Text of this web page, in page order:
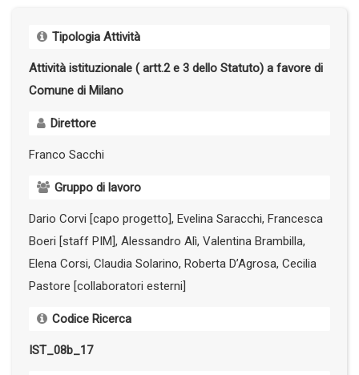
Tipologia Attività
Attività istituzionale ( artt.2 e 3 dello Statuto) a favore di
Comune di Milano
Direttore
Franco Sacchi
Gruppo di lavoro
Dario Corvi [capo progetto], Evelina Saracchi, Francesca
Boeri [staff PIM], Alessandro Alì, Valentina Brambilla,
Elena Corsi, Claudia Solarino, Roberta D’Agrosa, Cecilia
Pastore [collaboratori esterni]
Codice Ricerca
IST_08b_17